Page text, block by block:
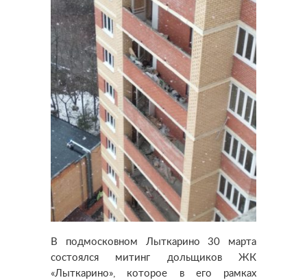
В подмосковном Лыткарино 30 марта
состоялся митинг дольщиков ЖК
«Лыткарино», которое в его рамках